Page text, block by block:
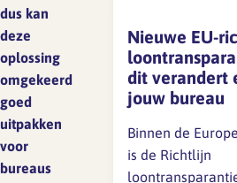
dus kan
deze
oplossing
omgekeerd
goed
uitpakken
voor
bureaus
geen akkoord
Vanwege de
we nu geen
maar we houden
hoogte. 📌
Nieuwe EU-
dit verandert
jouw bureau
Binnen de
is de Richtlijn